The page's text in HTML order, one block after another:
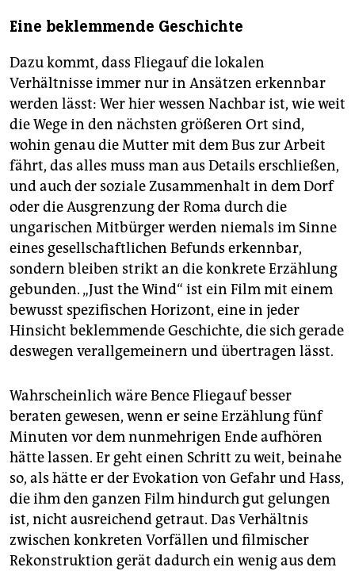
Eine beklemmende Geschichte
Dazu kommt, dass Fliegauf die lokalen
Verhältnisse immer nur in Ansätzen erkennbar
werden lässt: Wer hier wessen Nachbar ist, wie weit
die Wege in den nächsten größeren Ort sind,
wohin genau die Mutter mit dem Bus zur Arbeit
fährt, das alles muss man aus Details erschließen,
und auch der soziale Zusammenhalt in dem Dorf
oder die Ausgrenzung der Roma durch die
ungarischen Mitbürger werden niemals im Sinne
eines gesellschaftlichen Befunds erkennbar,
sondern bleiben strikt an die konkrete Erzählung
gebunden. „Just the Wind“ ist ein Film mit einem
bewusst spezifischen Horizont, eine in jeder
Hinsicht beklemmende Geschichte, die sich gerade
deswegen verallgemeinern und übertragen lässt.
Wahrscheinlich wäre Bence Fliegauf besser
beraten gewesen, wenn er seine Erzählung fünf
Minuten vor dem nunmehrigen Ende aufhören
hätte lassen. Er geht einen Schritt zu weit, beinahe
so, als hätte er der Evokation von Gefahr und Hass,
die ihm den ganzen Film hindurch gut gelungen
ist, nicht ausreichend getraut. Das Verhältnis
zwischen konkreten Vorfällen und filmischer
Rekonstruktion gerät dadurch ein wenig aus dem